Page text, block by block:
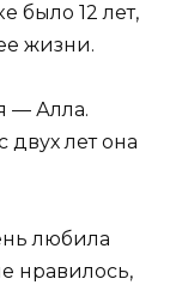
было 12 лет,
жизни.
— Алла.
двух лет она
любила
нравилось,